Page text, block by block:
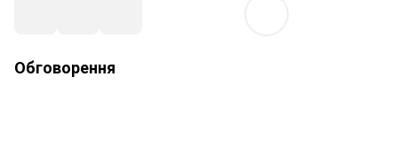
Обговорення